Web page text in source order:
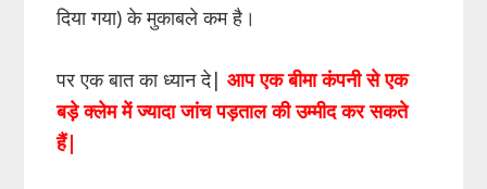
दिया गया) के मुकाबले कम है।
पर एक बात का ध्यान दे|आप एक बीमा कंपनी से एक
बड़े क्लेम में ज्यादा जांच पड़ताल की उम्मीद कर सकते
हैं|